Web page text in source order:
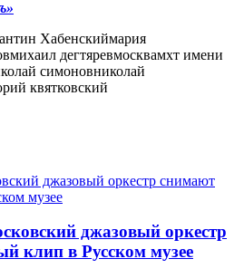
Хабенскиймария
михаил дегтяревмосквамхт имени
симоновниколай
квятковский
джазовый оркестр
клип в Русском музее